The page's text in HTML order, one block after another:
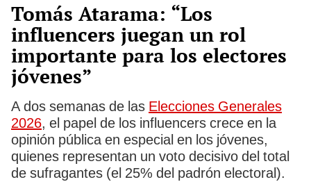
Tomás Atarama: “Los
influencers juegan un rol
importante para los electores
jóvenes”
A dos semanas de las Elecciones Generales
2026, el papel de los influencers crece en la
opinión pública en especial en los jóvenes,
quienes representan un voto decisivo del total
de sufragantes (el 25% del padrón electoral).